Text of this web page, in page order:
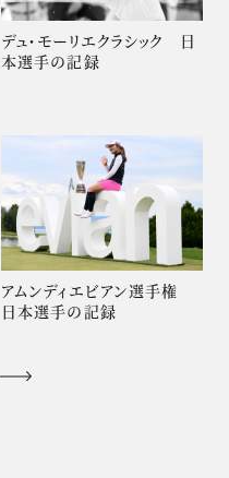
デュ・モーリエクラシック 日
本選手の記録
アムンディエビアン選手権
日本選手の記録